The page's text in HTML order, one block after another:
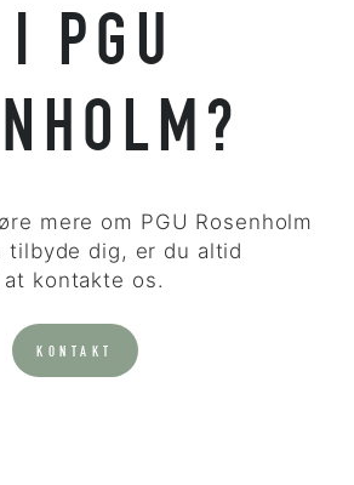
PGU
mere om PGU Rosenholm
tilbyde dig, er du altid
kontakte os.
KONTAKT